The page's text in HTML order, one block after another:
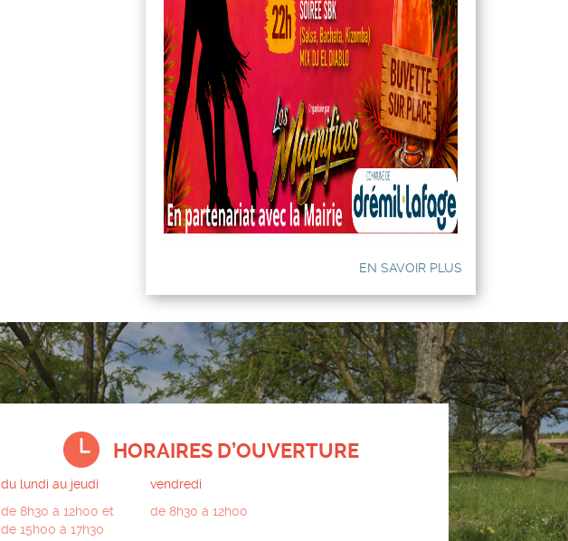
EN SAVOIR PLUS
HORAIRES D’OUVERTURE
du lundi au jeudi
de 8h30 à 12h00 et
de 15h00 à 17h30
vendredi
de 8h30 à 12h00